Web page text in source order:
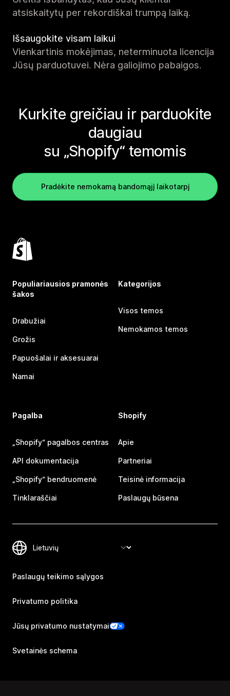
atsiskaitytų per rekordiškai trumpą laiką.
Išsaugokite visam laikui
Vienkartinis mokėjimas, neterminuota licencija
Jūsų parduotuvei. Nėra galiojimo pabaigos.
Kurkite greičiau ir parduokite
daugiau
su „Shopify“ temomis
Pradėkite nemokamą bandomąjį laikotarpį
Populiariausios pramonės
šakos
Drabužiai
Grožis
Papuošalai ir aksesuarai
Namai
Kategorijos
Visos temos
Nemokamos temos
Pagalba
„Shopify“ pagalbos centras
API dokumentacija
„Shopify“ bendruomenė
Tinklaraščiai
Shopify
Apie
Partneriai
Teisinė informacija
Paslaugų būsena
Paslaugų teikimo sąlygos
Privatumo politika
Jūsų privatumo nustatymai
Svetainės schema